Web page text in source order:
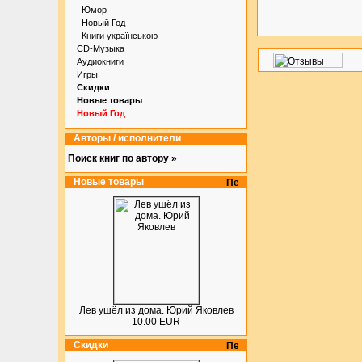
Юмор
Новый Год
Книги українською
CD-Музыка
Аудиокниги
Игры
Скидки
Новые товары
Новый Год
Авторы / исполнители
Поиск книг по автору »
Новые товары
Лев ушёл из дома. Юрий Яковлев
10.00 EUR
Скидки